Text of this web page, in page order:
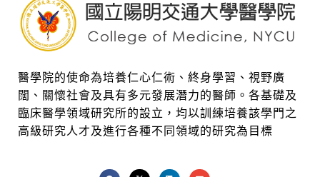
醫學院的使命為培養仁心仁術、終身學習、視野廣
闊、關懷社會及具有多元發展潛力的醫師。各基礎及
臨床醫學領域研究所的設立，均以訓練培養該學門之
高級研究人才及進行各種不同領域的研究為目標